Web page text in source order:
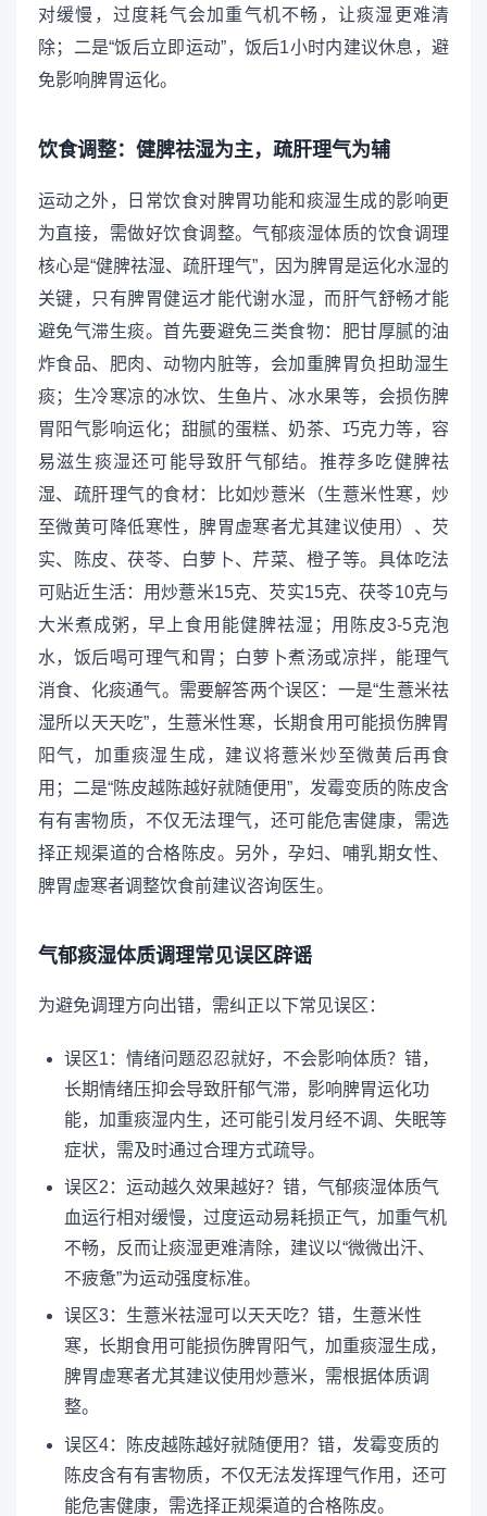
对缓慢，过度耗气会加重气机不畅，让痰湿更难清
除；二是“饭后立即运动”，饭后1小时内建议休息，避
免影响脾胃运化。
饮食调整：健脾祛湿为主，疏肝理气为辅
运动之外，日常饮食对脾胃功能和痰湿生成的影响更
为直接，需做好饮食调整。气郁痰湿体质的饮食调理
核心是“健脾祛湿、疏肝理气”，因为脾胃是运化水湿的
关键，只有脾胃健运才能代谢水湿，而肝气舒畅才能
避免气滞生痰。首先要避免三类食物：肥甘厚腻的油
炸食品、肥肉、动物内脏等，会加重脾胃负担助湿生
痰；生冷寒凉的冰饮、生鱼片、冰水果等，会损伤脾
胃阳气影响运化；甜腻的蛋糕、奶茶、巧克力等，容
易滋生痰湿还可能导致肝气郁结。推荐多吃健脾祛
湿、疏肝理气的食材：比如炒薏米（生薏米性寒，炒
至微黄可降低寒性，脾胃虚寒者尤其建议使用）、芡
实、陈皮、茯苓、白萝卜、芹菜、橙子等。具体吃法
可贴近生活：用炒薏米15克、芡实15克、茯苓10克与
大米煮成粥，早上食用能健脾祛湿；用陈皮3-5克泡
水，饭后喝可理气和胃；白萝卜煮汤或凉拌，能理气
消食、化痰通气。需要解答两个误区：一是“生薏米祛
湿所以天天吃”，生薏米性寒，长期食用可能损伤脾胃
阳气，加重痰湿生成，建议将薏米炒至微黄后再食
用；二是“陈皮越陈越好就随便用”，发霉变质的陈皮含
有有害物质，不仅无法理气，还可能危害健康，需选
择正规渠道的合格陈皮。另外，孕妇、哺乳期女性、
脾胃虚寒者调整饮食前建议咨询医生。
气郁痰湿体质调理常见误区辟谣
为避免调理方向出错，需纠正以下常见误区：
误区1：情绪问题忍忍就好，不会影响体质？错，
长期情绪压抑会导致肝郁气滞，影响脾胃运化功
能，加重痰湿内生，还可能引发月经不调、失眠等
症状，需及时通过合理方式疏导。
误区2：运动越久效果越好？错，气郁痰湿体质气
血运行相对缓慢，过度运动易耗损正气，加重气机
不畅，反而让痰湿更难清除，建议以“微微出汗、
不疲惫”为运动强度标准。
误区3：生薏米祛湿可以天天吃？错，生薏米性
寒，长期食用可能损伤脾胃阳气，加重痰湿生成，
脾胃虚寒者尤其建议使用炒薏米，需根据体质调
整。
误区4：陈皮越陈越好就随便用？错，发霉变质的
陈皮含有有害物质，不仅无法发挥理气作用，还可
能危害健康，需选择正规渠道的合格陈皮。